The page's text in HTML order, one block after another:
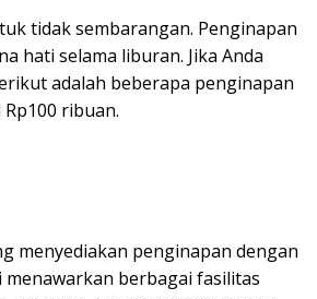
tidak sembarangan. Penginapan
hati selama liburan. Jika Anda
adalah beberapa penginapan
ribuan.
menyediakan penginapan dengan
berbagai fasilitas